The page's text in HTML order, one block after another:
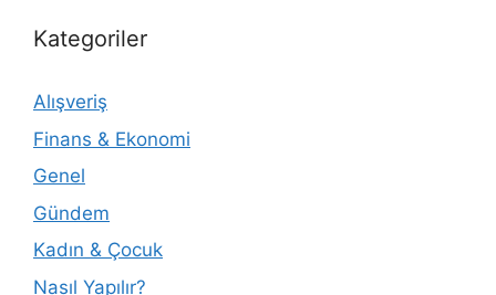
Kategoriler
Alışveriş
Finans & Ekonomi
Genel
Gündem
Kadın & Çocuk
Nasıl Yapılır?